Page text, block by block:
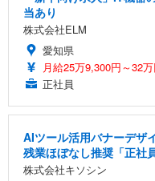
当あり
株式会社ELM
愛知県
月給25万9,300円～32
正社員
AIツール活用バナーデザ
残業ほぼなし推奨「正社
株式会社キソシン